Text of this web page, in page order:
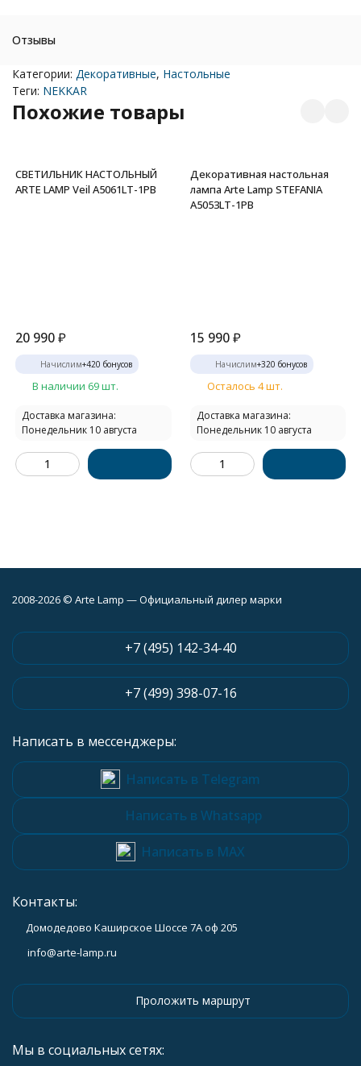
Отзывы
Категории: Декоративные, Настольные
Теги: NEKKAR
Похожие товары
СВЕТИЛЬНИК НАСТОЛЬНЫЙ
ARTE LAMP Veil A5061LT-1PB
20 990₽
Начислим+420 бонусов
В наличии 69 шт.
Доставка магазина:
Понедельник 10 августа
Декоративная настольная
лампа Arte Lamp STEFANIA
A5053LT-1PB
15 990 ₽
Начислим+320 бонусов
Осталось 4 шт.
Доставка магазина:
Понедельник 10 августа
2008-2026 © Arte Lamp — Официальный дилер марки
+7 (495) 142-34-40
+7 (499) 398-07-16
Написать в мессенджеры:
Написать в Telegram
Написать в Whatsapp
Написать в MAX
Контакты:
Домодедово Каширское Шоссе 7А оф 205
info@arte-lamp.ru
Проложить маршрут
Мы в социальных сетях: